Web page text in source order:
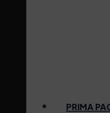
PRIMA